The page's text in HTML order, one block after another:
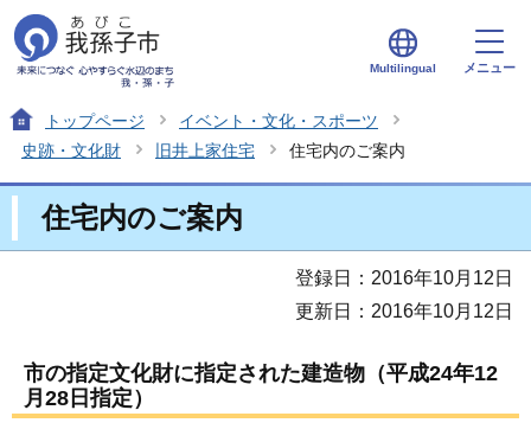
Multilingual メニュー
トップページ
イベント・文化・スポーツ
史跡・文化財
旧井上家住宅 住宅内のご案内
住宅内のご案内
登録日：2016年10月12日
更新日：2016年10月12日
市の指定文化財に指定された建造物（平成24年12
月28日指定）